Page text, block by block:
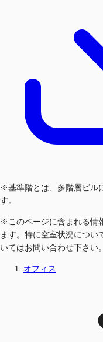
※基準階とは、多階層ビル
す。
※このページに含まれる情
ます。特に空室状況につい
いてはお問い合わせ下さい。
オフィス